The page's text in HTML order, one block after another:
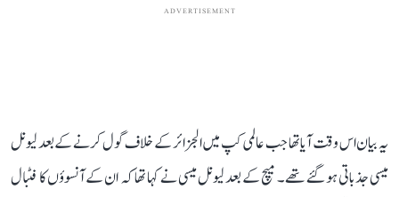
ADVERTISEMENT
یہ بیان اس وقت آیا تھا جب عالمی کپ میں الجزائر کے خلاف گول کرنے کے بعد لیونل
میسی جذباتی ہو گئے تھے۔ میچ کے بعد لیونل میسی نے کہا تھا کہ ان کے آنسوؤں کا فٹبال